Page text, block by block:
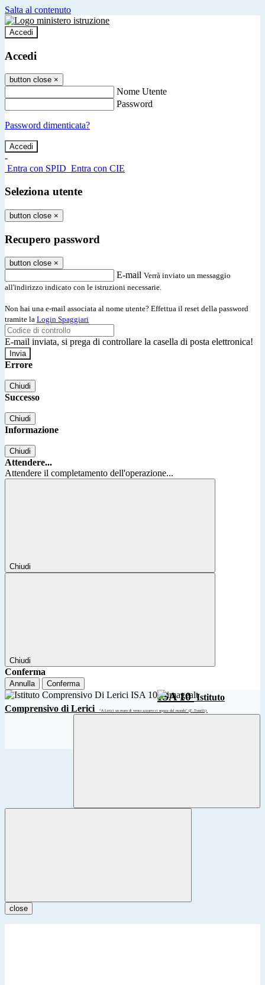
Salta al contenuto
Accedi
Accedi
button close ×
Nome Utente
Password
Password dimenticata?
-
Entra con SPID Entra con CIE
Seleziona utente
button close ×
Recupero password
button close ×
E-mail Verrà inviato un messaggio
all'indirizzo indicato con le istruzioni necessarie.
Non hai una e-mail associata al nome utente? Effettua il reset della password
tramite la Login Spaggiari
E-mail inviata, si prega di controllare la casella di posta elettronica!
Errore
Chiudi
Successo
Chiudi
Informazione
Chiudi
Attendere...
Attendere il completamento dell'operazione...
Chiudi
Chiudi
Conferma
Annulla Conferma
ISA 10 Istituto
Comprensivo di Lerici
“A Lerici un muro di vento azzurro ci separa dal mondo” (F. Tonelli)
close